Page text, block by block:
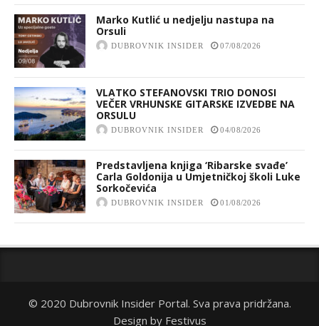
Marko Kutlić u nedjelju nastupa na
Orsuli
DUBROVNIK INSIDER 07/08/2026
VLATKO STEFANOVSKI TRIO DONOSI
VEČER VRHUNSKE GITARSKE IZVEDBE NA
ORSULU
DUBROVNIK INSIDER 04/08/2026
Predstavljena knjiga ‘Ribarske svađe’
Carla Goldonija u Umjetničkoj školi Luke
Sorkočevića
DUBROVNIK INSIDER 01/08/2026
© 2020 Dubrovnik Insider Portal. Sva prava pridržana.
Design by Festivus